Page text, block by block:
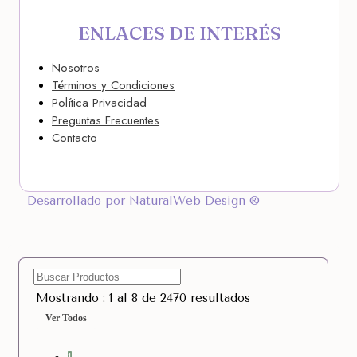
ENLACES DE INTERÉS
Nosotros
Términos y Condiciones
Política Privacidad
Preguntas Frecuentes
Contacto
Desarrollado por NaturalWeb Design ®
Mostrando : 1 al 8 de 2470 resultados
Ver Todos